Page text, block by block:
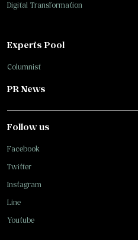
Digital Transformation
Experts Pool
Columnist
PR News
Follow us
Facebook
Twitter
Instagram
Line
Youtube